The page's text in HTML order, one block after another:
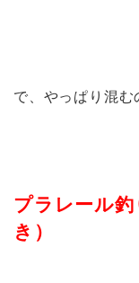
で、やっぱり混む
プラレール
き）